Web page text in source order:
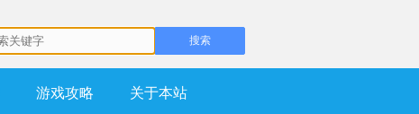
游戏攻略 关于本站